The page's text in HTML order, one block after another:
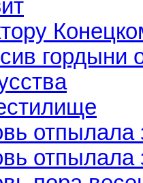
гордыни
отпылала
отпылала